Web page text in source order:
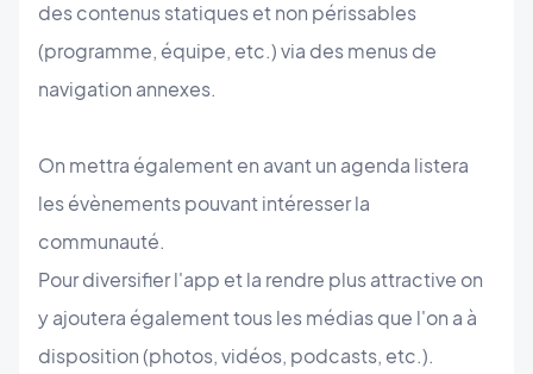
des contenus statiques et non périssables
(programme, équipe, etc.) via des menus de
navigation annexes.
On mettra également en avant un agenda listera
les évènements pouvant intéresser la
communauté.
Pour diversifier l'app et la rendre plus attractive on
y ajoutera également tous les médias que l'on a à
disposition (photos, vidéos, podcasts, etc.).